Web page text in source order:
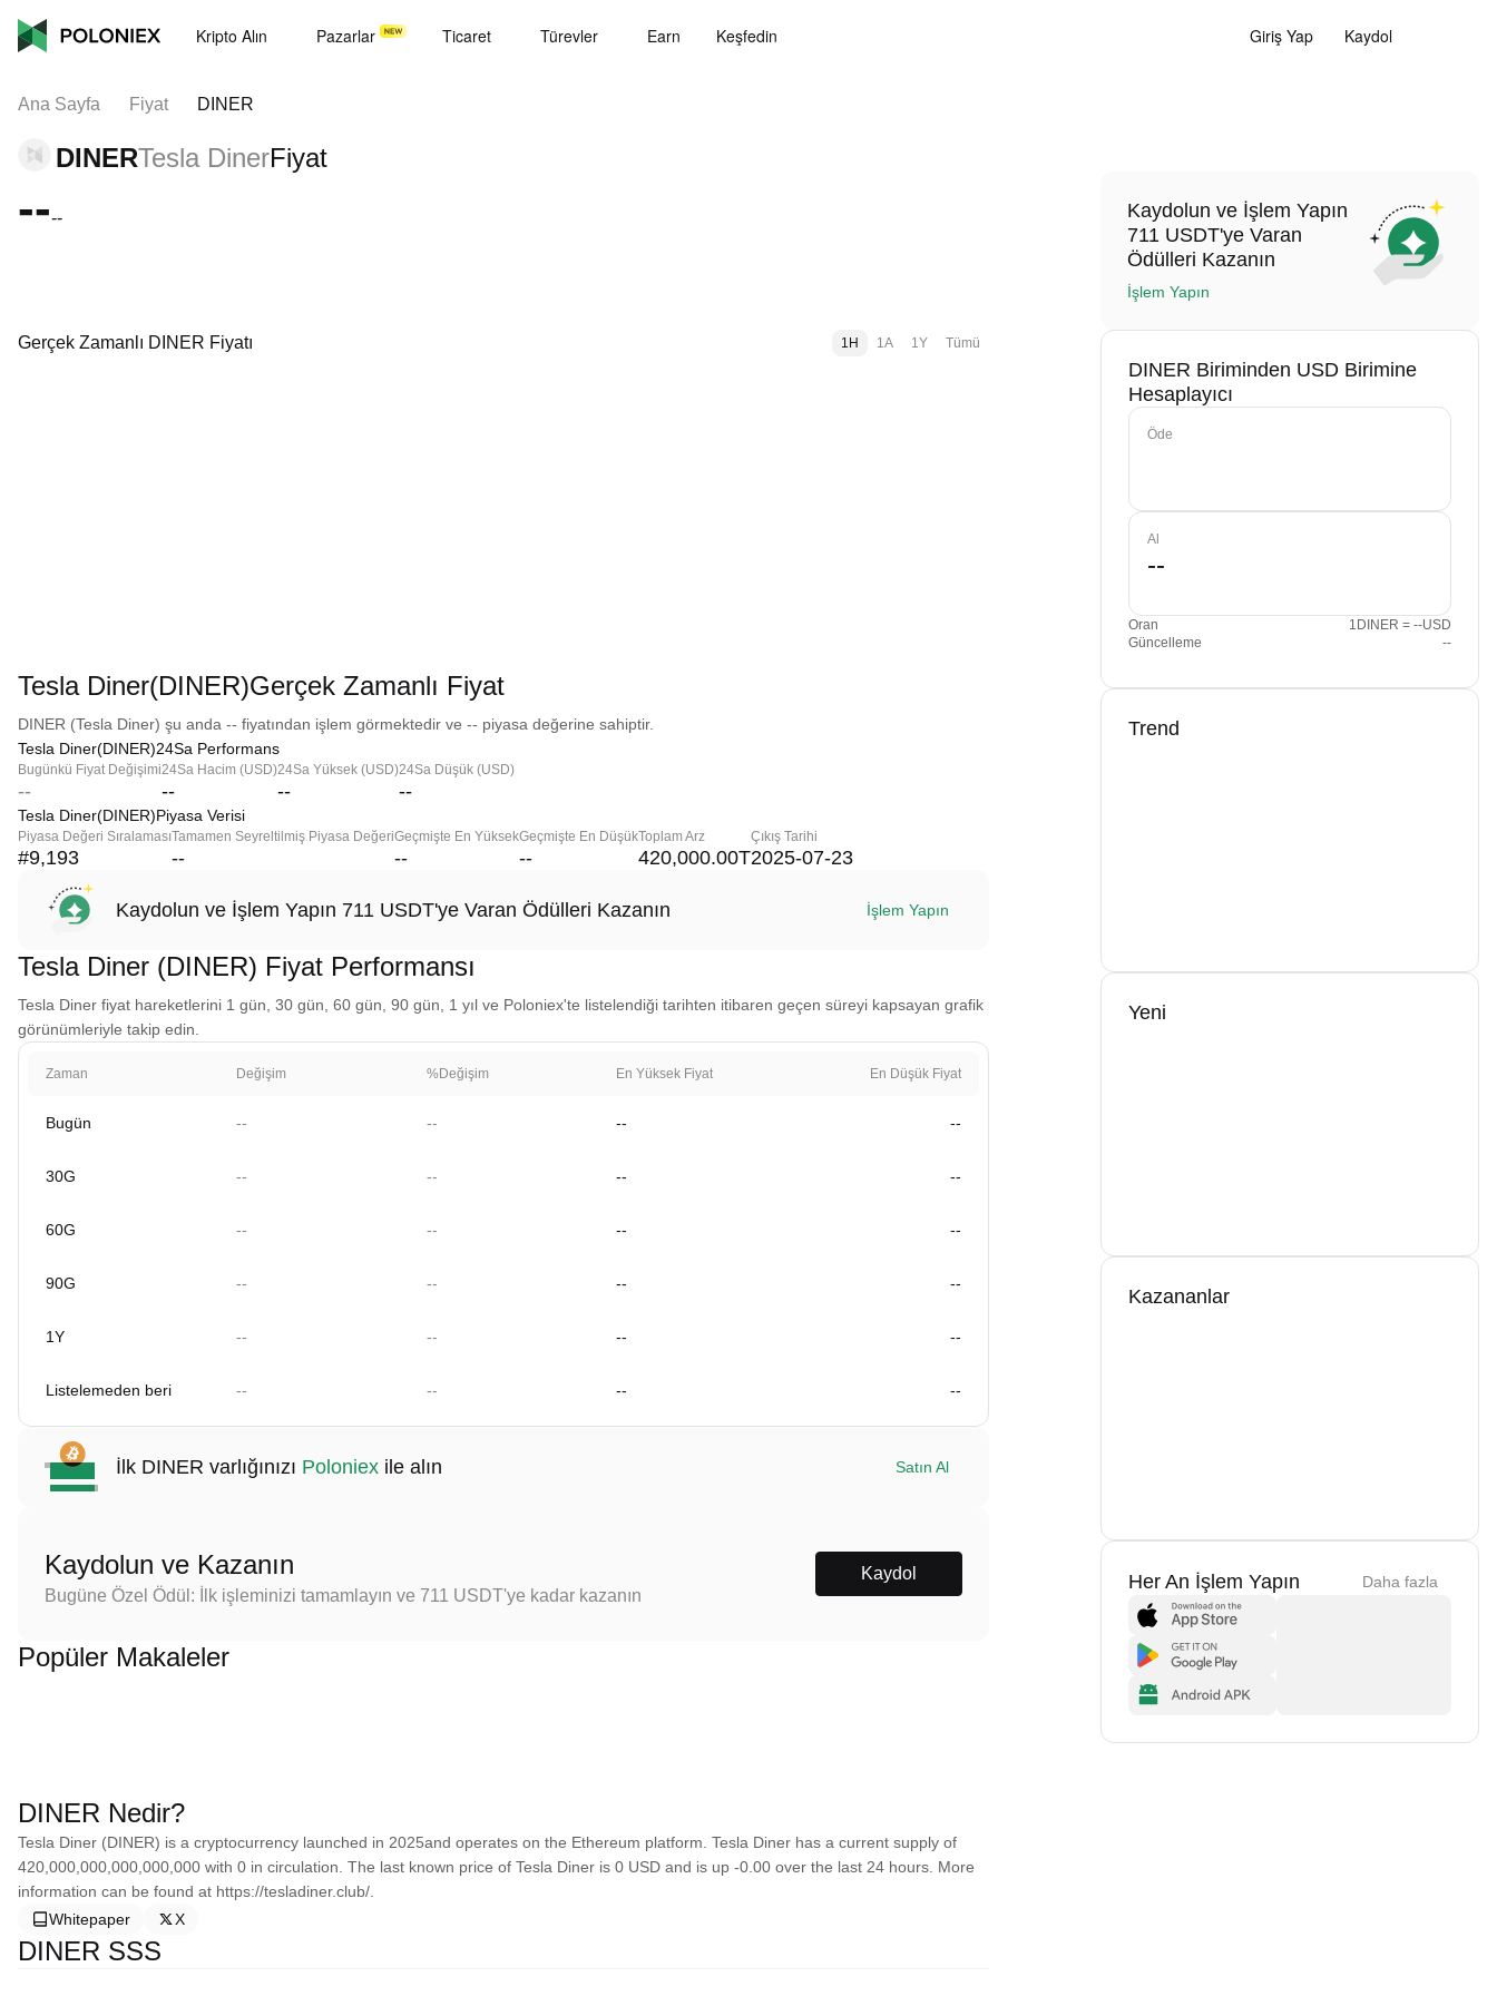
Kripto Alın Pazarlar Ticaret Türevler Earn Keşfedin Giriş Yap Kaydol
Ana Sayfa Fiyat DINER
DINERTesla DinerFiyat
----
Gerçek Zamanlı DINER Fiyatı 1H 1A 1Y Tümü
Tesla Diner(DINER)Gerçek Zamanlı Fiyat
DINER (Tesla Diner) şu anda -- fiyatından işlem görmektedir ve -- piyasa değerine sahiptir.
Tesla Diner(DINER)24Sa Performans
Bugünkü Fiyat Değişimi
--
24Sa Hacim (USD)
--
24Sa Yüksek (USD)
--
24Sa Düşük (USD)
--
Tesla Diner(DINER)Piyasa Verisi
Piyasa Değeri Sıralaması
#9,193
Tamamen Seyreltilmiş Piyasa Değeri
--
Geçmişte En Yüksek
--
Geçmişte En Düşük
--
Toplam Arz
420,000.00T
Çıkış Tarihi
2025-07-23
Kaydolun ve İşlem Yapın 711 USDT'ye Varan Ödülleri Kazanın İşlem Yapın
Tesla Diner (DINER) Fiyat Performansı
Tesla Diner fiyat hareketlerini 1 gün, 30 gün, 60 gün, 90 gün, 1 yıl ve Poloniex'te listelendiği tarihten itibaren geçen süreyi kapsayan grafik
görünümleriyle takip edin.
Zaman Değişim %Değişim En Yüksek Fiyat En Düşük Fiyat
Bugün -- -- -- --
30G -- -- -- --
60G -- -- -- --
90G -- -- -- --
1Y -- -- -- --
Listelemeden beri -- -- -- --
İlk DINER varlığınızı Poloniex ile alın Satın Al
Kaydolun ve Kazanın
Bugüne Özel Ödül: İlk işleminizi tamamlayın ve 711 USDT'ye kadar kazanın
Kaydol
Popüler Makaleler
DINER Nedir?
Tesla Diner (DINER) is a cryptocurrency launched in 2025and operates on the Ethereum platform. Tesla Diner has a current supply of
420,000,000,000,000,000 with 0 in circulation. The last known price of Tesla Diner is 0 USD and is up -0.00 over the last 24 hours. More
information can be found at https://tesladiner.club/.
Whitepaper
X
DINER SSS
Kaydolun ve İşlem Yapın
711 USDT'ye Varan
Ödülleri Kazanın
İşlem Yapın
DINER Biriminden USD Birimine
Hesaplayıcı
Öde
Al
Oran
1DINER = --USD
Güncelleme
--
Trend
Yeni
Kazananlar
Her An İşlem Yapın Daha fazla